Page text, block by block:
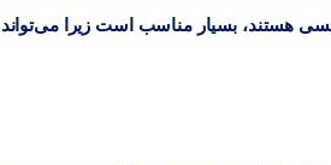
هستند، بسیار مناسب است زیرا می‌تواند